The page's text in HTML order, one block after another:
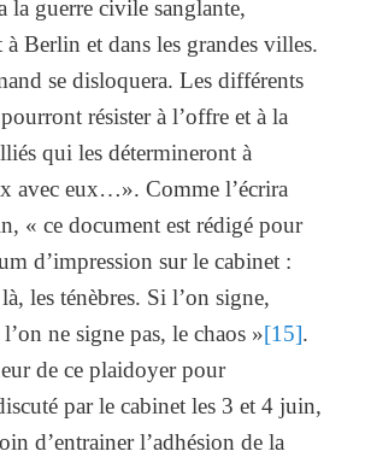
la guerre civile sanglante,
Berlin et dans les grandes villes.
se disloquera. Les différents
résister à l’offre et à la
qui les détermineront à
avec eux…». Comme l’écrira
« ce document est rédigé pour
d’impression sur le cabinet :
les ténèbres. Si l’on signe,
l’on ne signe pas, le chaos »[15].
de ce plaidoyer pour
par le cabinet les 3 et 4 juin,
d’entrainer l’adhésion de la